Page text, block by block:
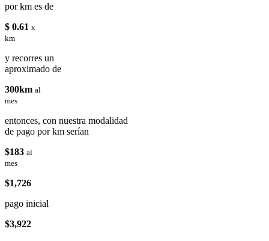
por km es de
$ 0.61 x
km
y recorres un
aproximado de
300km al
mes
entonces, con nuestra modalidad
de pago por km serían
$183 al
mes
$1,726
pago inicial
$3,922